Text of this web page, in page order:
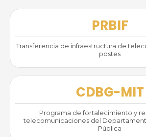
PRBIF
Transferencia de infraestructura de
postes
CDBG-MIT
Programa de fortalecimiento y
telecomunicaciones del
Pública